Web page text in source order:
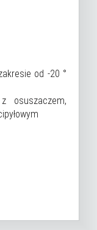
od -20 °
osuszaczem,